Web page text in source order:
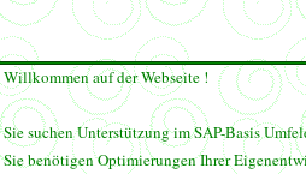
Willkommen auf der Webseite !
Sie suchen Unterstützung im SAP-Basis
Sie benötigen Optimierungen Ihrer